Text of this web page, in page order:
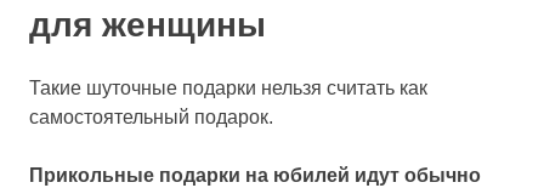
для женщины
Такие шуточные подарки нельзя считать как
самостоятельный подарок.
Прикольные подарки на юбилей идут обычно